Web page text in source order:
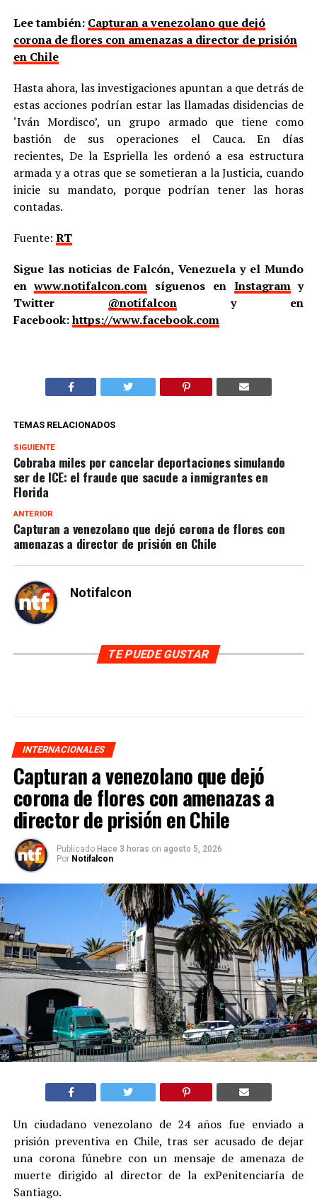
Lee también: Capturan a venezolano que dejó
corona de flores con amenazas a director de prisión
en Chile
Hasta ahora, las investigaciones apuntan a que detrás de
estas acciones podrían estar las llamadas disidencias de
‘Iván Mordisco’, un grupo armado que tiene como
bastión de sus operaciones el Cauca. En días
recientes, De la Espriella les ordenó a esa estructura
armada y a otras que se sometieran a la Justicia, cuando
inicie su mandato, porque podrían tener las horas
contadas.
Fuente: RT
Sigue las noticias de Falcón, Venezuela y el Mundo
enwww.notifalcon.com síguenos en Instagramy
Twitter @notifalcony en
Facebook:https://www.facebook.com
TEMAS RELACIONADOS
SIGUIENTE
Cobraba miles por cancelar deportaciones simulando
ser de ICE: el fraude que sacude a inmigrantes en
Florida
ANTERIOR
Capturan a venezolano que dejó corona de flores con
amenazas a director de prisión en Chile
Notifalcon
TE PUEDE GUSTAR
INTERNACIONALES
Capturan a venezolano que dejó
corona de flores con amenazas a
director de prisión en Chile
Publicado Hace 3 horas on agosto 5, 2026
Por Notifalcon
Un ciudadano venezolano de 24 años fue enviado a
prisión preventiva en Chile, tras ser acusado de dejar
una corona fúnebre con un mensaje de amenaza de
muerte dirigido al director de la exPenitenciaría de
Santiago.